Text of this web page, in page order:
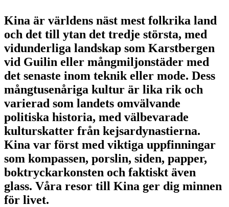
Kina är världens näst mest folkrika land
och det till ytan det tredje största, med
vidunderliga landskap som Karstbergen
vid Guilin eller mångmiljonstäder med
det senaste inom teknik eller mode. Dess
mångtusenåriga kultur är lika rik och
varierad som landets omvälvande
politiska historia, med välbevarade
kulturskatter från kejsardynastierna.
Kina var först med viktiga uppfinningar
som kompassen, porslin, siden, papper,
boktryckarkonsten och faktiskt även
glass. Våra resor till Kina ger dig minnen
för livet.